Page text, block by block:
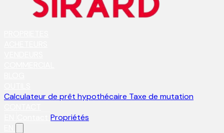
Calculateur de prêt hypothécaire Taxe de mutation
Propriétés